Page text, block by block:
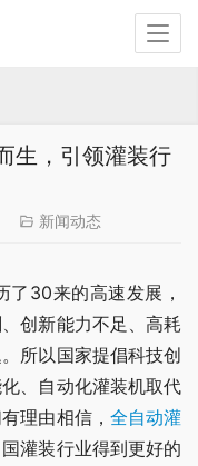
生，引领灌装行
新闻动态
了30来的高速发展，
创新能力不足、高耗
所以国家提倡科技创
、自动化灌装机取代
理由相信， 全自动灌
灌装行业得到更好的